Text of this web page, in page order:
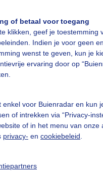
of betaal voor toegang
klikken, geef je toestemming
Indien je voor geen
wenst te geven, kun je
ervaring door op
enkel voor Buienradar en kun
of intrekken via “Privacy-
of in het menu van onze
privacy- en cookiebeleid
Mijn weer